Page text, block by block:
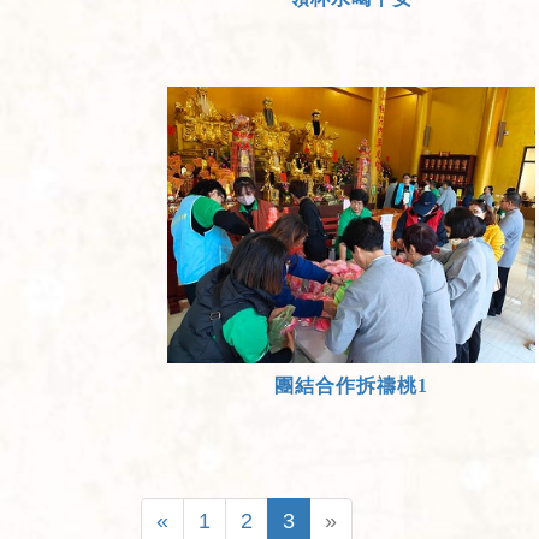
團結合作拆禱桃1
« 1 2 3 »